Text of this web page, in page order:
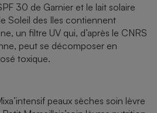
30 de Garnier et le lait solaire
Soleil des Iles contiennent
un filtre UV qui, d’après le CNRS
peut se décomposer en
toxique.
peaux sèches soin lèvre